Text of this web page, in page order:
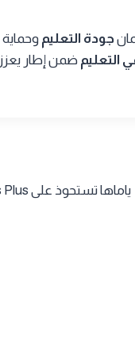
جودة التعليم وحماية
التعليم ضمن إطار يعزز